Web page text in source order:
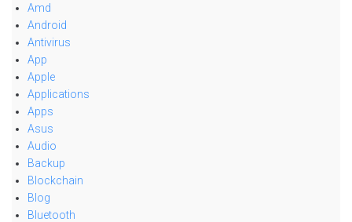
Amd
Android
Antivirus
App
Apple
Applications
Apps
Asus
Audio
Backup
Blockchain
Blog
Bluetooth